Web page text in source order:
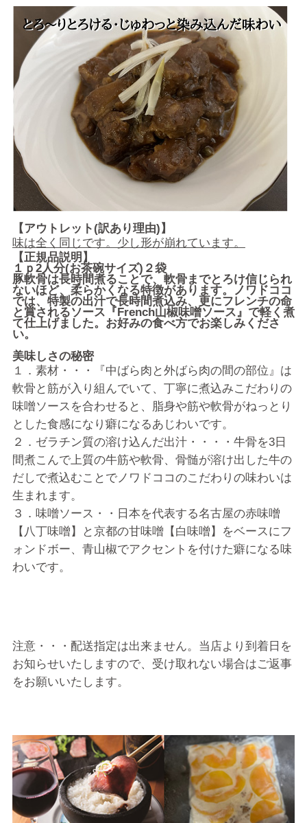
【アウトレット(訳あり理由)】
味は全く同じです。少し形が崩れています。
【正規品説明】
１ｐ2人分(お茶碗サイズ)２袋
豚軟骨は長時間煮ることで、軟骨までとろけ信じられ
ないほど、柔らかくなる特徴があります。ノワドココ
では、特製の出汁で長時間煮込み、更にフレンチの命
と賞されるソース『French山椒味噌ソース』で軽く煮
て仕上げました。お好みの食べ方でお楽しみくださ
い。
美味しさの秘密
１．素材・・・『中ばら肉と外ばら肉の間の部位』は
軟骨と筋が入り組んでいて、丁寧に煮込みこだわりの
味噌ソースを合わせると、脂身や筋や軟骨がねっとり
とした食感になり癖になるあじわいです。
２．ゼラチン質の溶け込んだ出汁・・・・牛骨を3日
間煮こんで上質の牛筋や軟骨、骨髄が溶け出した牛の
だしで煮込むことでノワドココのこだわりの味わいは
生まれます。
３．味噌ソース・・日本を代表する名古屋の赤味噌
【八丁味噌】と京都の甘味噌【白味噌】をベースにフ
ォンドボー、青山椒でアクセントを付けた癖になる味
わいです。
注意・・・配送指定は出来ません。 当店より到着日を
お知らせいたしますので、 受け取れない場合はご返事
をお願いいたします。